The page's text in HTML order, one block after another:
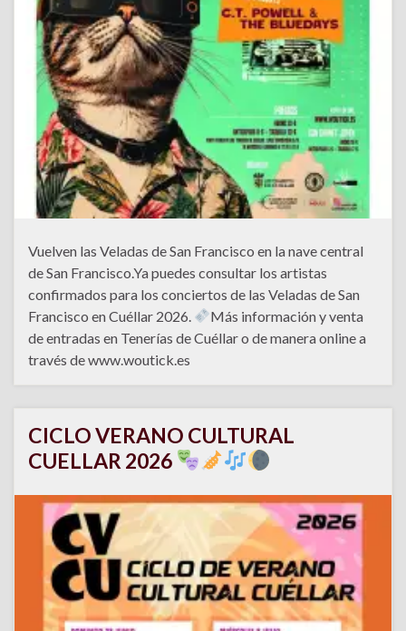
Vuelven las Veladas de San Francisco en la nave central
de San Francisco.Ya puedes consultar los artistas
confirmados para los conciertos de las Veladas de San
Francisco en Cuéllar 2026.
Más información y venta
de entradas en Tenerías de Cuéllar o de manera online a
través de www.woutick.es
CICLO VERANO CULTURAL
CUELLAR 2026